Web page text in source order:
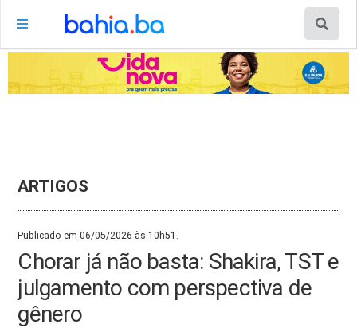
ARTIGOS
Publicado em 06/05/2026 às 10h51.
Chorar já não basta: Shakira, TST e
julgamento com perspectiva de
gênero